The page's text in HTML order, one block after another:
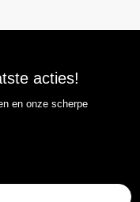
acties!
en onze scherpe